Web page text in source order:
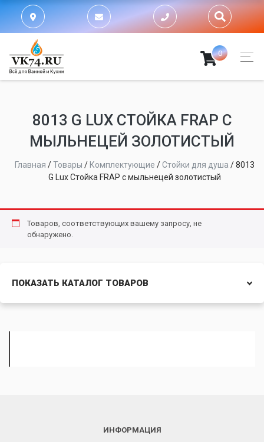
0
8013 G LUX СТОЙКА FRAP С
МЫЛЬНЕЦЕЙ ЗОЛОТИСТЫЙ
Главная /Товары / Комплектующие /Стойки для душа /8013
G Lux Стойка FRAP с мыльнецей золотистый
Товаров, соответствующих вашему запросу, не
обнаружено.
ПОКАЗАТЬ КАТАЛОГ ТОВАРОВ
ИНФОРМАЦИЯ